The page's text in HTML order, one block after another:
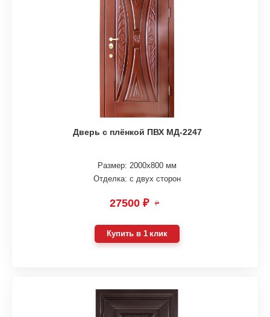
Дверь с плёнкой ПВХ МД-2247
Размер: 2000х800 мм
Отделка: с двух сторон
27500 ₽ ₽
Купить в 1 клик